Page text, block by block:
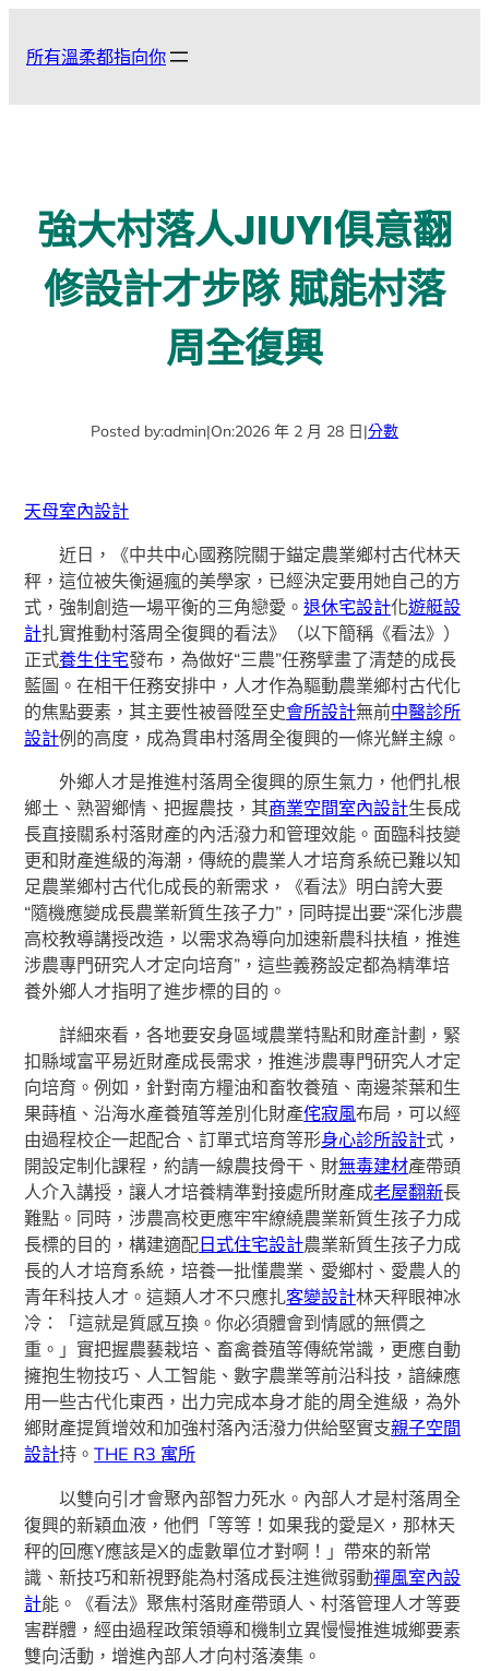
所有溫柔都指向你
強大村落人JIUYI俱意翻
修設計才步隊 賦能村落
周全復興
Posted by:admin|On:2026 年 2 月 28 日|分數
天母室內設計
近日，《中共中心國務院關于錨定農業鄉村古代林天
秤，這位被失衡逼瘋的美學家，已經決定要用她自己的方
式，強制創造一場平衡的三角戀愛。退休宅設計化遊艇設
計扎實推動村落周全復興的看法》（以下簡稱《看法》）
正式養生住宅發布，為做好“三農”任務擘畫了清楚的成長
藍圖。在相干任務安排中，人才作為驅動農業鄉村古代化
的焦點要素，其主要性被晉陞至史會所設計無前中醫診所
設計例的高度，成為貫串村落周全復興的一條光鮮主線。
外鄉人才是推進村落周全復興的原生氣力，他們扎根
鄉土、熟習鄉情、把握農技，其商業空間室內設計生長成
長直接關系村落財產的內活潑力和管理效能。面臨科技變
更和財產進級的海潮，傳統的農業人才培育系統已難以知
足農業鄉村古代化成長的新需求，《看法》明白誇大要
“隨機應變成長農業新質生孩子力”，同時提出要“深化涉農
高校教導講授改造，以需求為導向加速新農科扶植，推進
涉農專門研究人才定向培育”，這些義務設定都為精準培
養外鄉人才指明了進步標的目的。
詳細來看，各地要安身區域農業特點和財產計劃，緊
扣縣域富平易近財產成長需求，推進涉農專門研究人才定
向培育。例如，針對南方糧油和畜牧養殖、南邊茶葉和生
果蒔植、沿海水產養殖等差別化財產侘寂風布局，可以經
由過程校企一起配合、訂單式培育等形身心診所設計式，
開設定制化課程，約請一線農技骨干、財無毒建材產帶頭
人介入講授，讓人才培養精準對接處所財產成老屋翻新長
難點。同時，涉農高校更應牢牢繚繞農業新質生孩子力成
長標的目的，構建適配 日式住宅設計農業新質生孩子力成
長的人才培育系統，培養一批懂農業、愛鄉村、愛農人的
青年科技人才。這類人才不只應扎客變設計林天秤眼神冰
冷：「這就是質感互換。你必須體會到情感的無價之
重。」實把握農藝栽培、畜禽養殖等傳統常識，更應自動
擁抱生物技巧、人工智能、數字農業等前沿科技，諳練應
用一些古代化東西，出力完成本身才能的周全進級，為外
鄉財產提質增效和加強村落內活潑力供給堅實支親子空間
設計持。THE R3 寓所
以雙向引才會聚內部智力死水。內部人才是村落周全
復興的新穎血液，他們「等等！如果我的愛是X，那林天
秤的回應Y應該是X的虛數單位才對啊！」帶來的新常
識、新技巧和新視野能為村落成長注進微弱動禪風室內設
計能。《看法》聚焦村落財產帶頭人、村落管理人才等要
害群體，經由過程政策領導和機制立異慢慢推進城鄉要素
雙向活動，增進內部人才向村落湊集。